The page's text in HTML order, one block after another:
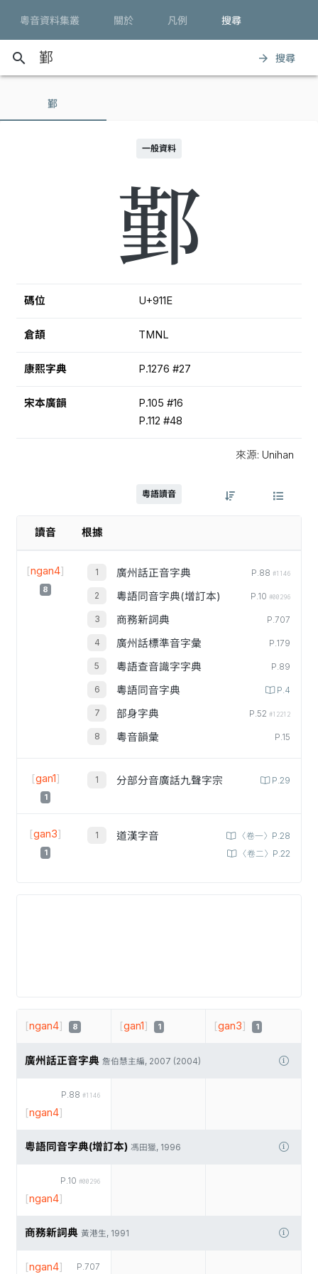
粵音資料集叢 關於 凡例 搜尋
search arrow_forward 搜尋
鄞
一般資料
鄞
碼位 U+911E
倉頡 TMNL
康熙字典 P.1276 #27
宋本廣韻
P.105 #16
P.112 #48
來源: Unihan
粵語讀音
讀音 根據
[ngan4]
8
廣州話正音字典 P.88 #1146
粵語同音字典(增訂本) P.10 #00296
商務新詞典 P.707
廣州話標準音字彙 P.179
粵語查音識字字典 P.89
粵語同音字典 P.4
部身字典 P.52 #12212
粵音韻彙 P.15
[gan1]
1
分部分音廣話九聲字宗 P.29
[gan3]
1
道漢字音
〈卷一〉P.28
〈卷二〉P.22
[ngan4] 8 [gan1] 1 [gan3] 1
廣州話正音字典 詹伯慧主編, 2007 (2004)
P.88 #1146
[ngan4]
粵語同音字典(增訂本) 馮田獵, 1996
P.10 #00296
[ngan4]
商務新詞典 黃港生, 1991
P.707
[ngan4]